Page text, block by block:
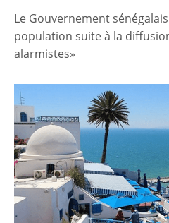
Le Gouvernement
population suite à la
alarmistes»